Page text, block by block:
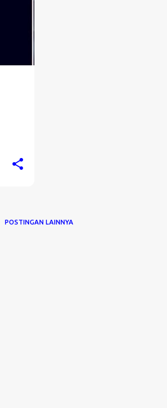
POSTINGAN LAINNYA